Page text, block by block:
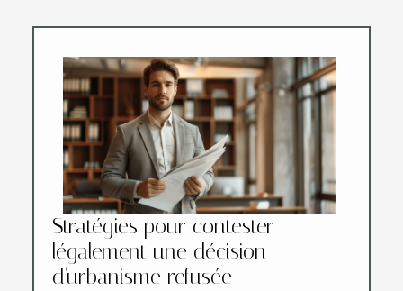
Stratégies pour contester
légalement une décision
d'urbanisme refusée